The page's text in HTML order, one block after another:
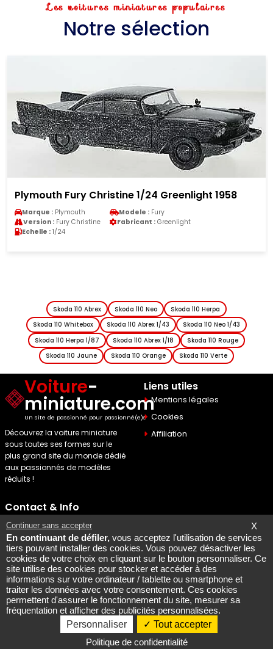
Les voitures miniatures populaires
Notre sélection
Plymouth Fury Christine 1/24 Greenlight 1958
Marque : Plymouth Modele : Fury
Version : Fury Christine Fabricant : Greenlight
Echelle : 1/24
Skoda 110 Abrex Skoda 110 Neo
Skoda 110 Herpa
Skoda 110 Whitebox
Skoda 110 Abrex 1/43
Skoda 110 Neo 1/43
Skoda 110 Herpa 1/87
Skoda 110 Abrex 1/18
Skoda 110 Rouge
Skoda 110 Jaune
Skoda 110 Orange Skoda 110 Verte
Voiture-
miniature.com
Un site de passionné pour passionné(e)s
Découvrez la voiture miniature
sous toutes ses formes sur le
plus grand site du monde dédié
aux passionnés de modèles
réduits !
Liens utiles
Mentions légales
Cookies
Affiliation
Contact & Info
Maquette Mobylette
SEO parLaurent Bousquet
Page consultee le 2026 08
07
Mais pourquoi le KI87 2026
08 07
Copyright @ 2007-2026 - All rights reserved
X
Continuer sans accepter
En continuant de défiler, vous acceptez l'utilisation de services
tiers pouvant installer des cookies. Vous pouvez désactiver les
cookies de votre choix en cliquant sur le bouton personnaliser. Ce
site utilise des cookies pour stocker et accéder à des
informations sur votre ordinateur / tablette ou smartphone et
traiter les données avec votre consentement. Ces cookies
permettent d'assurer le fonctionnement du site, mesurer sa
fréquentation et afficher des publicités personnalisées.
Tout accepter
Personnaliser
Politique de confidentialité